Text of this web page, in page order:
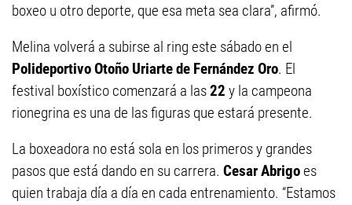
boxeo u otro deporte, que esa meta sea clara”, afirmó.
Melina volverá a subirse al ring este sábado en el
Polideportivo Otoño Uriarte de Fernández Oro. El
festival boxístico comenzará a las22 y la campeona
rionegrina es una de las figuras que estará presente.
La boxeadora no está sola en los primeros y grandes
pasos que está dando en su carrera. Cesar Abrigoes
quien trabaja día a día en cada entrenamiento. “Estamos